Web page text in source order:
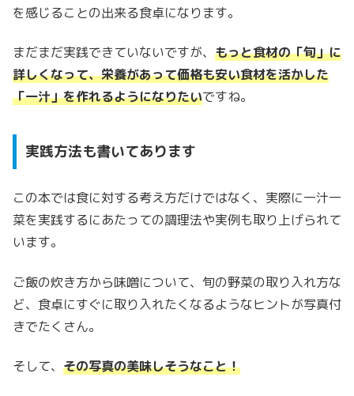
を感じることの出来る食卓になります。
まだまだ実践できていないですが、 もっと食材の「旬」に
詳しくなって、栄養があって価格も安い食材を活かした
「一汁」を作れるようになりたいですね。
実践方法も書いてあります
この本では食に対する考え方だけではなく、実際に一汁一
菜を実践するにあたっての調理法や実例も取り上げられて
います。
ご飯の炊き方から味噌について、旬の野菜の取り入れ方な
ど、食卓にすぐに取り入れたくなるようなヒントが写真付
きでたくさん。
そして、 その写真の美味しそうなこと！